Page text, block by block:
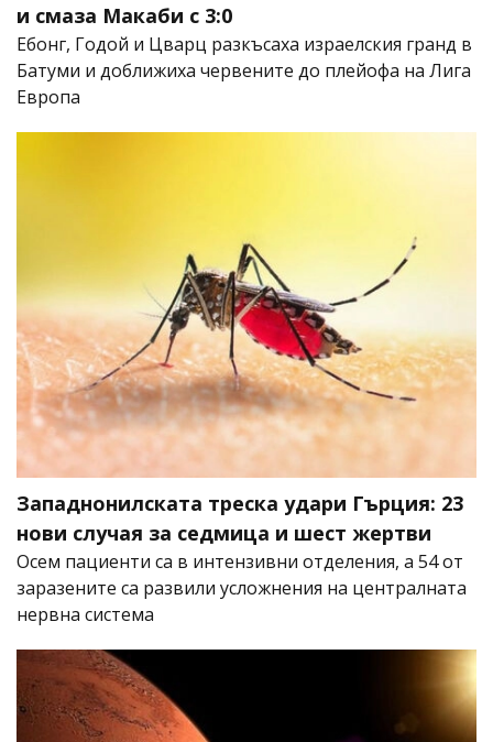
и смаза Макаби с 3:0
Ебонг, Годой и Цварц разкъсаха израелския гранд в
Батуми и доближиха червените до плейофа на Лига
Европа
Западнонилската треска удари Гърция: 23
нови случая за седмица и шест жертви
Осем пациенти са в интензивни отделения, а 54 от
заразените са развили усложнения на централната
нервна система